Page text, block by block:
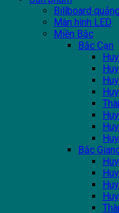
Billboard
Màn hình LED
Miền Bắc
Bắc Cạn
Bắc